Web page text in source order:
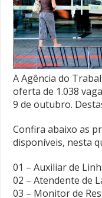
A Agência do
oferta de 1.038
9 de outubro.
Confira abaixo as
disponíveis, nesta
01 – Auxiliar de
02 – Atendente de
03 – Monitor de